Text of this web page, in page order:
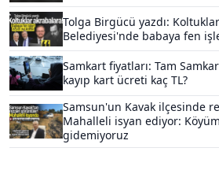
Tolga Birgücü yazdı:
Belediyesi'nde babaya fen
Samkart fiyatları: Tam
kayıp kart ücreti kaç TL?
Samsun'un Kavak ilçesinde
Mahalleli isyan ediyor:
gidemiyoruz